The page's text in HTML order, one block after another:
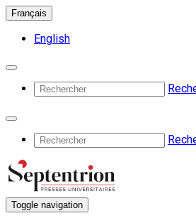
Français
English
Toggle navigation